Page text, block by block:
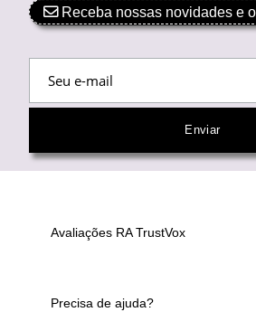
Receba nossas novidades e
Avaliações RA TrustVox
Precisa de ajuda?